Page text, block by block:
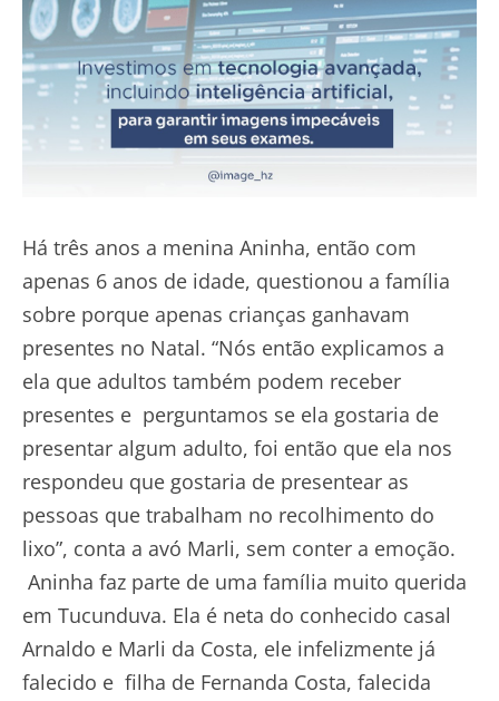
Há três anos a menina Aninha, então com
apenas 6 anos de idade, questionou a família
sobre porque apenas crianças ganhavam
presentes no Natal. “Nós então explicamos a
ela que adultos também podem receber
presentes e perguntamos se ela gostaria de
presentar algum adulto, foi então que ela nos
respondeu que gostaria de presentear as
pessoas que trabalham no recolhimento do
lixo”, conta a avó Marli, sem conter a emoção.
Aninha faz parte de uma família muito querida
em Tucunduva. Ela é neta do conhecido casal
Arnaldo e Marli da Costa, ele infelizmente já
falecido e filha de Fernanda Costa, falecida